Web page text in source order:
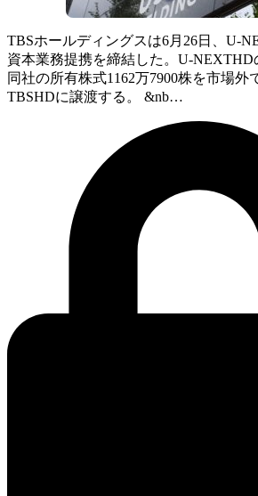
TBSホールディングスは6月26日、U-
資本業務提携を締結した。U-NEXTHD
同社の所有株式1162万7900株を市場外
TBSHDに譲渡する。 &nb…